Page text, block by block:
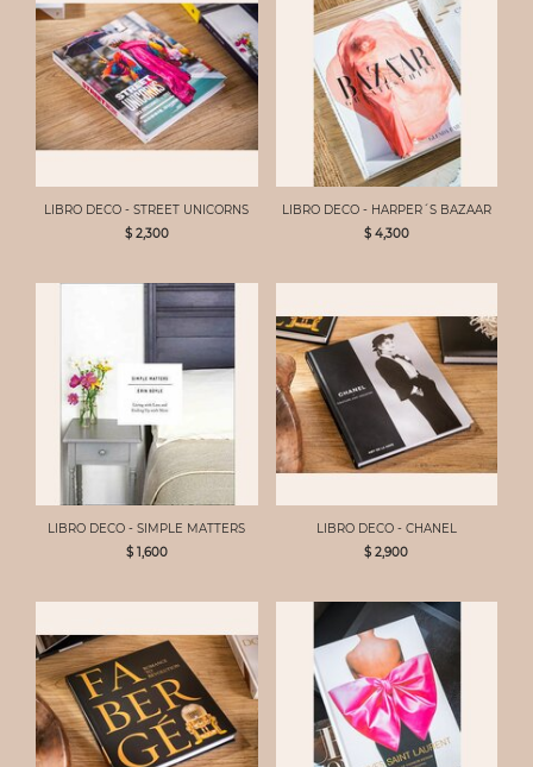
LIBRO DECO - STREET UNICORNS
$ 2,300
LIBRO DECO - HARPER´S BAZAAR
$ 4,300
LIBRO DECO - SIMPLE MATTERS
$ 1,600
LIBRO DECO - CHANEL
$ 2,900